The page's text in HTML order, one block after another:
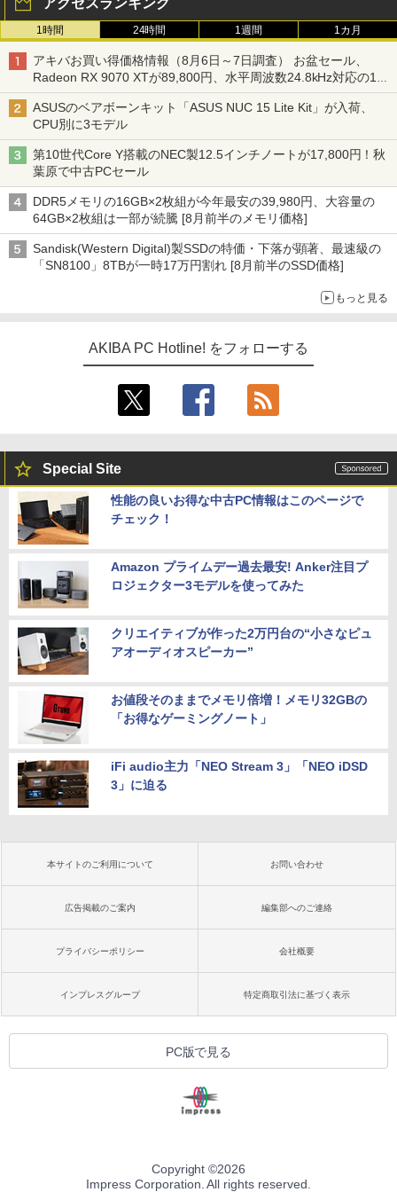
アクセスランキング
1時間 24時間 1週間 1カ月
アキバお買い得価格情報（8月6日～7日調査） お盆セール、
Radeon RX 9070 XTが89,800円、水平周波数24.8kHz対応の17
型モニターが9,801円、暑さ指数連動セール ほか
ASUSのベアボーンキット「ASUS NUC 15 Lite Kit」が入荷、
CPU別に3モデル
第10世代Core Y搭載のNEC製12.5インチノートが17,800円！秋
葉原で中古PCセール
DDR5メモリの16GB×2枚組が今年最安の39,980円、大容量の
64GB×2枚組は一部が続騰 [8月前半のメモリ価格]
Sandisk(Western Digital)製SSDの特価・下落が顕著、最速級の
「SN8100」8TBが一時17万円割れ [8月前半のSSD価格]
もっと見る
AKIBA PC Hotline! をフォローする
Special Site
性能の良いお得な中古PC情報はこのページで
チェック！
Amazon プライムデー過去最安! Anker注目プ
ロジェクター3モデルを使ってみた
クリエイティブが作った2万円台の“小さなピュ
アオーディオスピーカー”
お値段そのままでメモリ倍増！メモリ32GBの
「お得なゲーミングノート」
iFi audio主力「NEO Stream 3」「NEO iDSD
3」に迫る
本サイトのご利用について お問い合わせ
広告掲載のご案内 編集部へのご連絡
プライバシーポリシー 会社概要
インプレスグループ 特定商取引法に基づく表示
PC版で見る
Copyright ©2026
Impress Corporation. All rights reserved.